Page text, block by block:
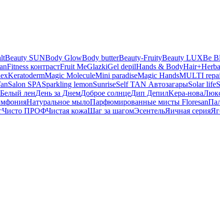
Beauty SUNBody GlowBody butterBeauty-FruityBeauty LUXBe
Fitness контрастFruit MeGlazkiGel depilHands & BodyHair+
KeratodermMagic MoleculeMini paradiseMagic HandsMULTI
Salon SPASparkling lemonSunriseSelf TAN АвтозагарыSolar life
Белый ленДень за ДнемДоброе солнцеДип ДепилKepa-нова
Натуральное мылоПарфюмированные мисты Floresan
Чисто ПРОФЧистая кожаШаг за шагомЭсентельЯичная серия